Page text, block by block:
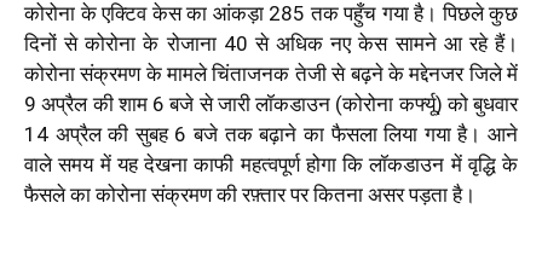
कोरोना के एक्टिव केस का आंकड़ा 285 तक पहुँच गया है। पिछले कुछ
दिनों से कोरोना के रोजाना 40 से अधिक नए केस सामने आ रहे हैं।
कोरोना संक्रमण के मामले चिंताजनक तेजी से बढ़ने के मद्देनजर जिले में
9 अप्रैल की शाम 6 बजे से जारी लॉकडाउन (कोरोना कर्फ्यू) को बुधवार
14 अप्रैल की सुबह 6 बजे तक बढ़ाने का फैसला लिया गया है। आने
वाले समय में यह देखना काफी महत्वपूर्ण होगा कि लॉकडाउन में वृद्धि के
फैसले का कोरोना संक्रमण की रफ़्तार पर कितना असर पड़ता है।